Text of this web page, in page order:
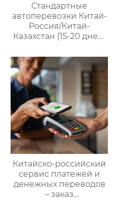
Стандартные
автоперевозки Китай-
Россия/Китай-
Казахстан (15-20 дней)
управлению
международными
цепями поставок
Китайско-российский
сервис платежей и
денежных переводов
– заказ